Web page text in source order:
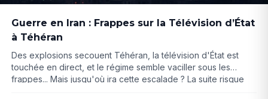
Guerre en Iran : Frappes sur la Télévision d’État
à Téhéran
Des explosions secouent Téhéran, la télévision d'État est
touchée en direct, et le régime semble vaciller sous les
frappes... Mais jusqu'où ira cette escalade ? La suite risque